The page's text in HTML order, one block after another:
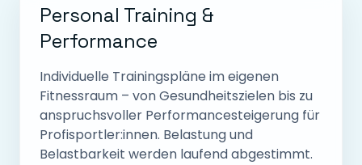
Personal Training &
Performance
Individuelle Trainingspläne im eigenen
Fitnessraum – von Gesundheitszielen bis zu
anspruchsvoller Performancesteigerung für
Profisportler:innen. Belastung und
Belastbarkeit werden laufend abgestimmt.